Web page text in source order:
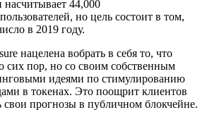
44,000
но цель состоит в том,
в 2019 году.
нацелена вобрать в себя то, что
сих пор, но со своим собственным
идеями по стимулированию
в токенах. Это поощрит клиентов
свои прогнозы в публичном блокчейне.